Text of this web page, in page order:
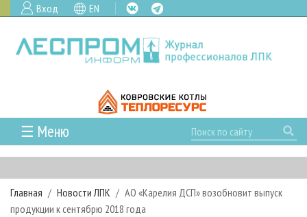
Вход EN
☰ Меню
ГЛАВНАЯ
РУБРИКИ И ТЕМЫ
РУБРИКИ ЖУРНАЛА
НОВОСТИ
Главная Новости ЛПК
АО «Карелия ДСП» возобновит выпуск
продукции к сентябрю 2018 года